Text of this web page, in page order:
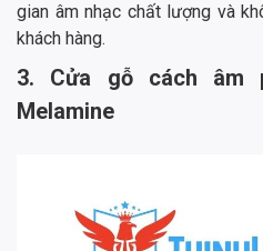
gian âm nhạc chất lượng và
khách hàng.
3. Cửa gỗ cách âm
Melamine